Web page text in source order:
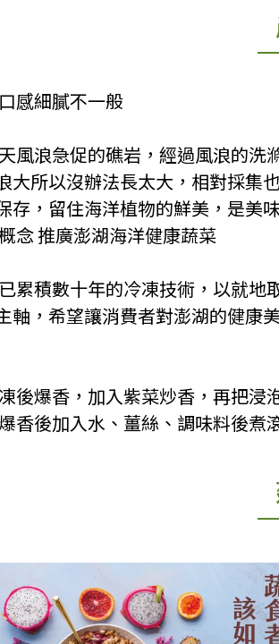
感細膩不一般
風浪急促的礁岩，經過風浪的
大所以沒辦法長太大，相對採集
存，留住海洋植物的鮮美，是美
念 推廣澎湖海洋健康蔬菜
累積數十年的冷凍技術，以就
軸，希望讓消費者對澎湖的健康
後爆香，加入紫菜炒香，再把浸
香後加入水、薑絲、調味料後煮